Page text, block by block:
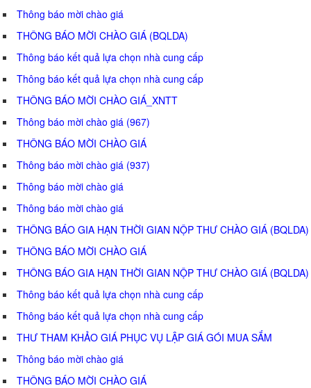
Thông báo mời chào giá
THÔNG BÁO MỜI CHÀO GIÁ (BQLDA)
Thông báo kết quả lựa chọn nhà cung cấp
Thông báo kết quả lựa chọn nhà cung cấp
THÔNG BÁO MỜI CHÀO GIÁ_XNTT
Thông báo mời chào giá (967)
THÔNG BÁO MỜI CHÀO GIÁ
Thông báo mời chào giá (937)
Thông báo mời chào giá
Thông báo mời chào giá
THÔNG BÁO GIA HẠN THỜI GIAN NỘP THƯ CHÀO GIÁ (BQLDA)
THÔNG BÁO MỜI CHÀO GIÁ
THÔNG BÁO GIA HẠN THỜI GIAN NỘP THƯ CHÀO GIÁ (BQLDA)
Thông báo kết quả lựa chọn nhà cung cấp
Thông báo kết quả lựa chọn nhà cung cấp
THƯ THAM KHẢO GIÁ PHỤC VỤ LẬP GIÁ GÓI MUA SẮM
Thông báo mời chào giá
THÔNG BÁO MỜI CHÀO GIÁ